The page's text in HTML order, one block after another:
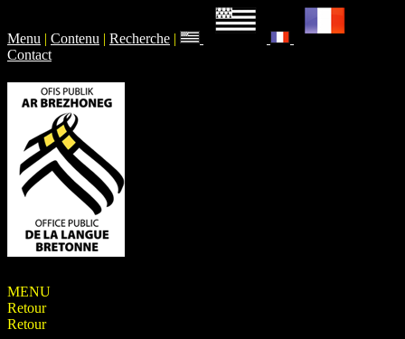
Menu | Contenu | Recherche |
Contact
MENU
Retour
Retour